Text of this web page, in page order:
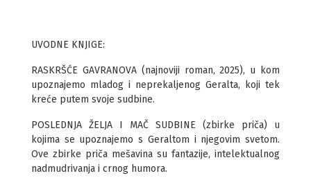
UVODNE KNJIGE:
RASKRŠĆE GAVRANOVA (najnoviji roman, 2025), u kom
upoznajemo mladog i neprekaljenog Geralta, koji tek
kreće putem svoje sudbine.
POSLEDNJA ŽELJA I MAČ SUDBINE (zbirke priča) u
kojima se upoznajemo s Geraltom i njegovim svetom.
Ove zbirke priča mešavina su fantazije, intelektualnog
nadmudrivanja i crnog humora.